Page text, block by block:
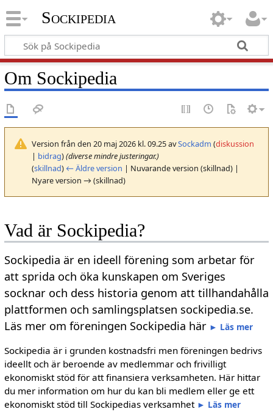
Sockipedia
Om Sockipedia
Version från den 20 maj 2026 kl. 09.25 avSockadm (diskussion
| bidrag)(diverse mindre justeringar.)
(skillnad) ← Äldre version | Nuvarande version (skillnad) |
Nyare version → (skillnad)
Vad är Sockipedia?
Sockipedia är en ideell förening som arbetar för
att sprida och öka kunskapen om Sveriges
socknar och dess historia genom att tillhandahålla
plattformen och samlingsplatsen sockipedia.se.
Läs mer om föreningen Sockipedia här ► Läs mer
Sockipedia är i grunden kostnadsfri men föreningen bedrivs
ideellt och är beroende av medlemmar och frivilligt
ekonomiskt stöd för att finansiera verksamheten. Här hittar
du mer information om hur du kan bli medlem eller ge ett
ekonomiskt stöd till Sockipedias verksamhet ► Läs mer